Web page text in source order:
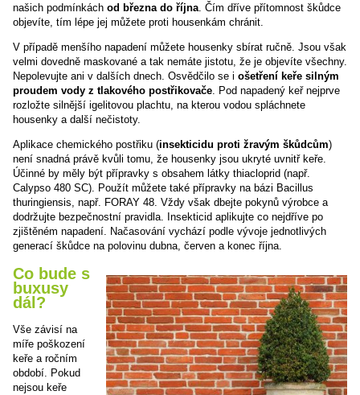
našich podmínkách od března do října . Čím dříve přítomnost škůdce
objevíte, tím lépe jej můžete proti housenkám chránit.
V případě menšího napadení můžete housenky sbírat ručně. Jsou však
velmi dovedně maskované a tak nemáte jistotu, že je objevíte všechny.
Nepolevujte ani v dalších dnech. Osvědčilo se i ošetření keře silným
proudem vody z tlakového postřikovače . Pod napadený keř nejprve
rozložte silnější igelitovou plachtu, na kterou vodou spláchnete
housenky a další nečistoty.
Aplikace chemického postřiku (insekticidu proti žravým škůdcům)
není snadná právě kvůli tomu, že housenky jsou ukryté uvnitř keře.
Účinné by měly být přípravky s obsahem látky thiacloprid (např.
Calypso 480 SC). Použít můžete také přípravky na bázi Bacillus
thuringiensis, např. FORAY 48. Vždy však dbejte pokynů výrobce a
dodržujte bezpečnostní pravidla. Insekticid aplikujte co nejdříve po
zjištěném napadení. Načasování vychází podle vývoje jednotlivých
generací škůdce na polovinu dubna, červen a konec října.
Co bude s
buxusy
dál?
Vše závisí na
míře poškození
keře a ročním
období. Pokud
nejsou keře